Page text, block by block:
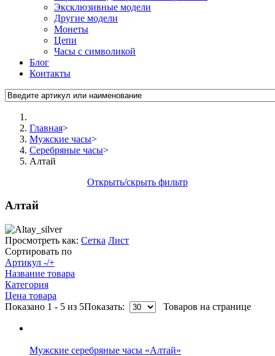
Эксклюзивные модели
Другие модели
Монеты
Цепи
Часы с символикой
Блог
Контакты
Главная>
Мужские часы>
Серебряные часы>
Алтай
Открыть/скрыть фильтр
Алтай
Просмотреть как: Сетка Лист
Сортировать по
Артикул -/+
Название товара
Категория
Цена товара
Показано 1 - 5 из 5Показать: Товаров на странице
Мужские серебряные часы «Алтай»